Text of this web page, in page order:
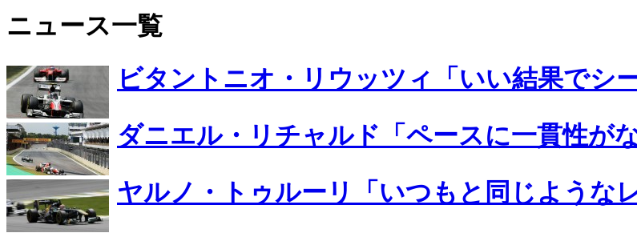
ニュース一覧
ビタントニオ・リウッツィ「いい結果でシ
ダニエル・リチャルド「ペースに一貫性が
ヤルノ・トゥルーリ「いつもと同じような